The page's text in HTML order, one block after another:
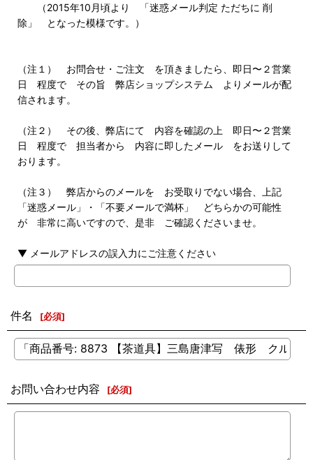
（2015年10月頃より 「迷惑メール判定 ただちに 削
除」 となった模様です。）
（注１） お問合せ・ご注文 を頂きましたら、即日〜２営業
日 程度で その旨 弊店ショップシステム よりメールが配
信されます。
（注２） その後、弊店にて 内容を確認の上 即日〜２営業
日 程度で 担当者から 内容に即したメール をお送りして
おります。
（注３） 弊店からのメールを お受取りでない場合、上記
「迷惑メール」・「不要メールで満杯」 どちらかの可能性
が 非常に高いですので、是非 ご確認くださいませ。
▼ メールアドレスの誤入力にご注意ください
件名 [必須]
お問い合わせ内容 [必須]